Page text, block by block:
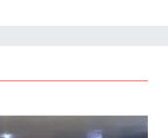
ve etik gazetecilik